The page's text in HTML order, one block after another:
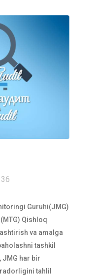
Guruhi(JMG)
Qishloq
va amalga
tashkil
JMG har bir
tahlil